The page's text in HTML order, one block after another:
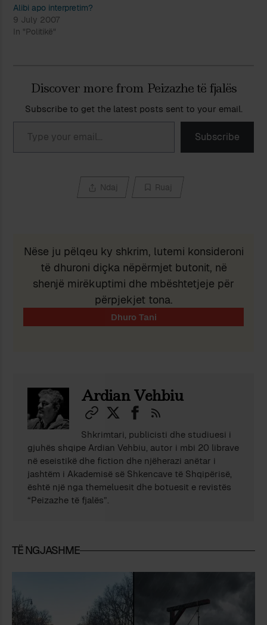
Alibi apo interpretim?
9 July 2007
In "Politikë"
Discover more from Peizazhe të fjalës
Subscribe to get the latest posts sent to your email.
Type your email…
Subscribe
Ndaj Ruaj
Nëse ju pëlqeu ky shkrim, lutemi konsideroni
të dhuroni diçka nëpërmjet butonit, në
shenjë mirëkuptimi dhe mbështetjeje për
përpjekjet tona.
Ardian Vehbiu
Shkrimtari, publicisti dhe studiuesi i
gjuhës shqipe Ardian Vehbiu, autor i mbi 20 librave
në eseistikë dhe fiction dhe njëherazi anëtar i
jashtëm i Akademisë së Shkencave të Shqipërisë,
është një nga themeluesit dhe botuesit e revistës
“Peizazhe të fjalës”.
TË NGJASHME